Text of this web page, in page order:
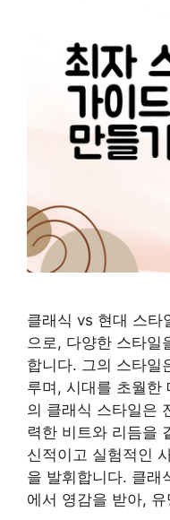
클래식 vs 현대 스타
으로, 다양한 스타일
합니다. 그의 스타일
루며, 시대를 초월한
의 클래식 스타일은
력한 비트와 리듬을
신적이고 실험적인
을 발휘합니다. 클래
에서 영감을 받아,